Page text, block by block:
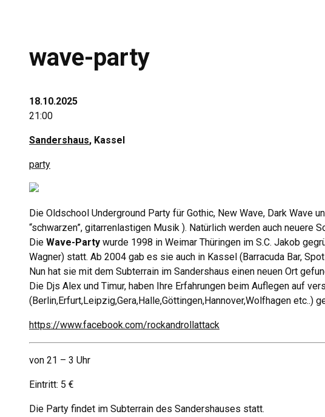
wave-party
18.10.2025
21:00
Sandershaus, Kassel
party
Die Oldschool Underground Party für Gothic, New Wave, Dark Wave
“schwarzen”, gitarrenlastigen Musik ). Natürlich werden auch neuere
Die Wave-Party wurde 1998 in Weimar Thüringen im S.C. Jakob
Wagner) statt. Ab 2004 gab es sie auch in Kassel (Barracuda Bar,
Nun hat sie mit dem Subterrain im Sandershaus einen neuen Ort
Die Djs Alex und Timur, haben Ihre Erfahrungen beim Auflegen auf
(Berlin,Erfurt,Leipzig,Gera,Halle,Göttingen,Hannover,Wolfhagen etc..)
https://www.facebook.com/rockandrollattack
von 21 – 3 Uhr
Eintritt: 5 €
Die Party findet im Subterrain des Sandershauses statt.